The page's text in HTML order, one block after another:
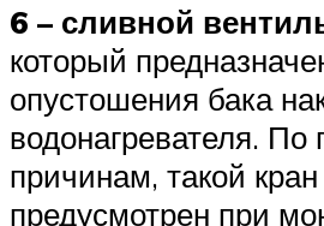
6 – сливной
который
опустошения бака
водонагревателя. По
причинам, такой
предусмотрен при